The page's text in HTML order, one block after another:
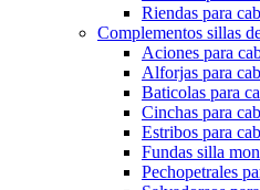
Riendas para
Complementos sillas
Aciones para
Alforjas para
Baticolas para
Cinchas para
Estribos para
Fundas silla
Pechopetrales